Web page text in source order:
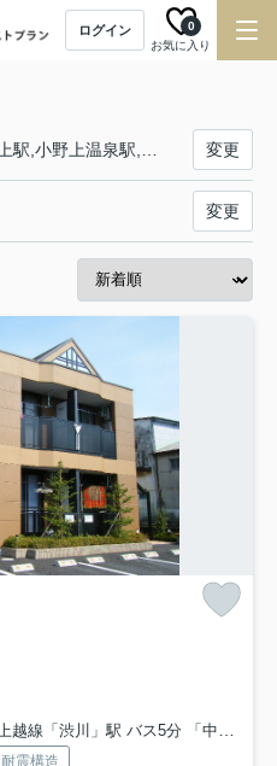
ログイン
お気に入り
0
変更
変更
越線「渋川」駅 バス5分 「中央公民館前」 停歩8分
耐震構造